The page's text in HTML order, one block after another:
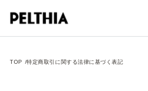
TOP 特定商取引に関する法律に基づく表記